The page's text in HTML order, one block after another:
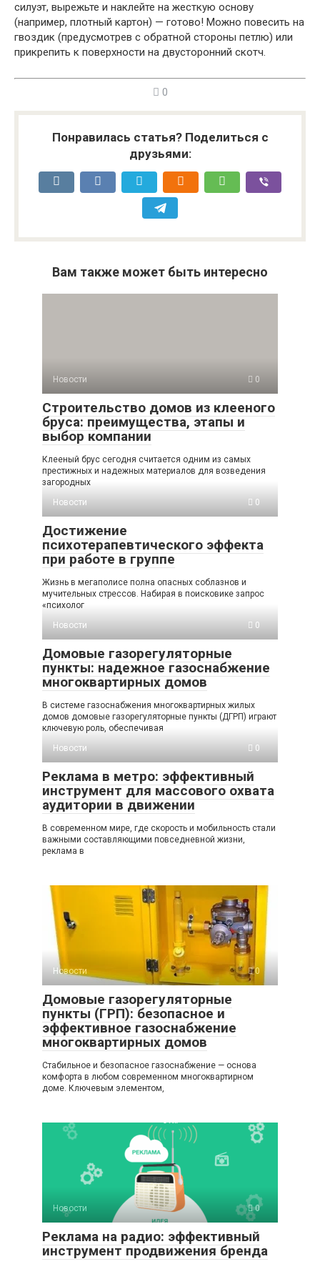
силуэт, вырежьте и наклейте на жесткую основу
(например, плотный картон) — готово! Можно повесить на
гвоздик (предусмотрев с обратной стороны петлю) или
прикрепить к поверхности на двусторонний скотч.
0
Понравилась статья? Поделиться с
друзьями:
Вам также может быть интересно
Новости 0
Строительство домов из клееного
бруса: преимущества, этапы и
выбор компании
Клееный брус сегодня считается одним из самых
престижных и надежных материалов для возведения
загородных
Новости
0
Достижение
психотерапевтического эффекта
при работе в группе
Жизнь в мегаполисе полна опасных соблазнов и
мучительных стрессов. Набирая в поисковике запрос
«психолог
Новости
0
Домовые газорегуляторные
пункты: надежное газоснабжение
многоквартирных домов
В системе газоснабжения многоквартирных жилых
домов домовые газорегуляторные пункты (ДГРП) играют
ключевую роль, обеспечивая
Новости
0
Реклама в метро: эффективный
инструмент для массового охвата
аудитории в движении
В современном мире, где скорость и мобильность стали
важными составляющими повседневной жизни,
реклама в
Новости 0
Домовые газорегуляторные
пункты (ГРП): безопасное и
эффективное газоснабжение
многоквартирных домов
Стабильное и безопасное газоснабжение — основа
комфорта в любом современном многоквартирном
доме. Ключевым элементом,
Новости 0
Реклама на радио: эффективный
инструмент продвижения бренда